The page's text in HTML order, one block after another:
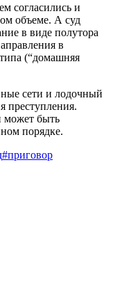
согласились и
объеме. А суд
в виде полутора
в
(“домашняя
сети и лодочный
преступления.
может быть
порядке.
#приговор